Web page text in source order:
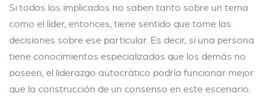
Si todos los implicados no saben tanto sobre un tema
como el líder, entonces, tiene sentido que tome las
decisiones sobre ese particular. Es decir, si una persona
tiene conocimientos especializados que los demás no
poseen, el liderazgo autocrático podría funcionar mejor
que la construcción de un consenso en este escenario.